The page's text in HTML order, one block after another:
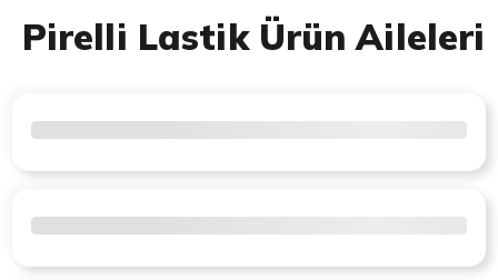
Pirelli Lastik Ürün Aileleri